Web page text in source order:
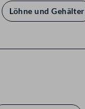
Löhne und Gehälter